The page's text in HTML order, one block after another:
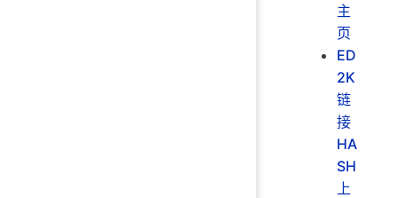
主
页
ED
2K
链
接
HA
SH
上